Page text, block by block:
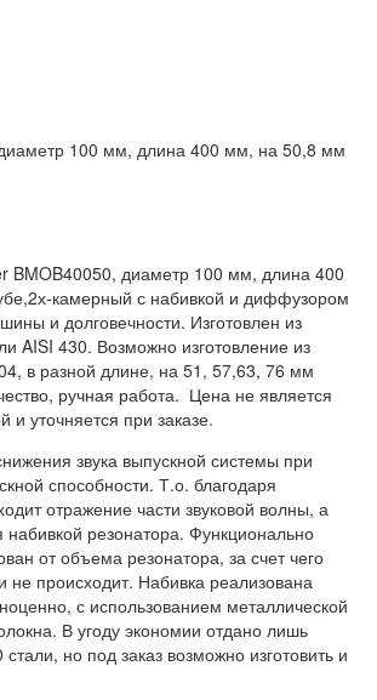
100 мм, длина 400 мм, на 50,8 мм
BMOB40050, диаметр 100 мм, длина 400
камерный с набивкой и диффузором
и долговечности. Изготовлен из
AISI 430. Возможно изготовление из
в разной длине, на 51, 57,63, 76 мм
ручная работа. Цена не является
и уточняется при заказе.
звука выпускной системы при
способности. Т.о. благодаря
отражение части звуковой волны, а
набивкой резонатора. Функционально
от объема резонатора, за счет чего
не происходит. Набивка реализована
с использованием металлической
В угоду экономии отдано лишь
но под заказ возможно изготовить и